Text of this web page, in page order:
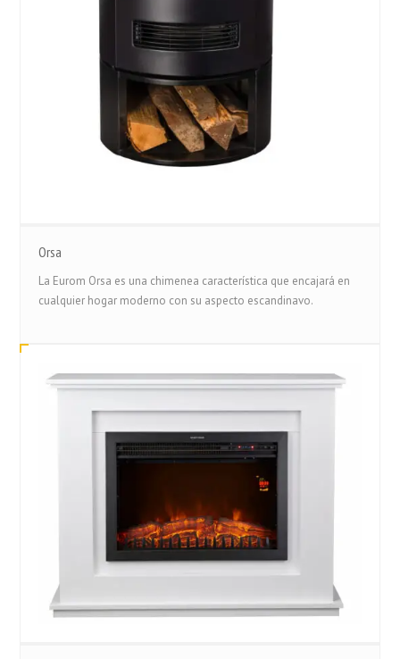
Orsa
La Eurom Orsa es una chimenea característica que encajará en
cualquier hogar moderno con su aspecto escandinavo.